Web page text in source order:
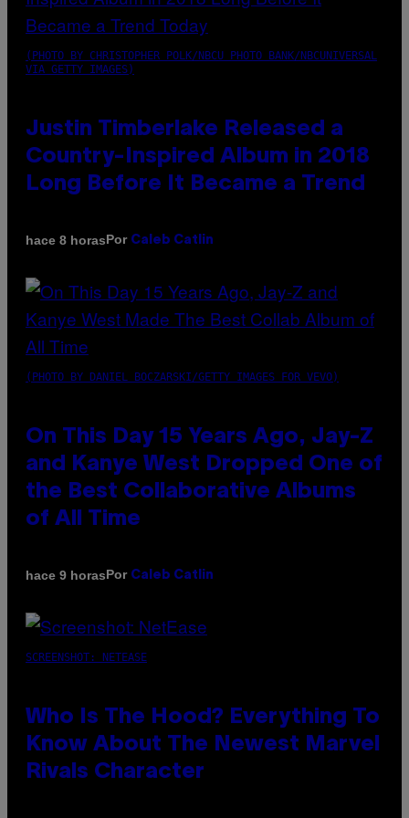
(PHOTO BY CHRISTOPHER POLK/NBCU PHOTO BANK/NBCUNIVERSAL
VIA GETTY IMAGES)
Justin Timberlake Released a
Country-Inspired Album in 2018
Long Before It Became a Trend
hace 8 horasPor Caleb Catlin
(PHOTO BY DANIEL BOCZARSKI/GETTY IMAGES FOR VEVO)
On This Day 15 Years Ago, Jay-Z
and Kanye West Dropped One of
the Best Collaborative Albums
of All Time
hace 9 horasPor Caleb Catlin
SCREENSHOT: NETEASE
Who Is The Hood? Everything To
Know About The Newest Marvel
Rivals Character